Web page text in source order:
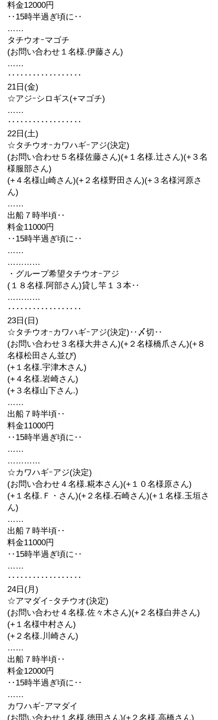
料金12000円
‥15時半過ぎ頃に‥
……
タチウオｰマゴチ
(お問い合わせ１名様.伊藤さん)
……
‥‥‥‥‥‥‥‥‥
21日(金)
☆アジｰシロギス(+マゴチ)
……
‥‥‥‥‥‥‥‥‥
22日(土)
☆タチウオｰカワハギｰアジ(決定)
(お問い合わせ５名様佐藤さん)(+１名様.辻さん)(+３名
様服部さん)
(+４名様山崎さん)(+２名様野田さん)(+３名様河原さ
ん)
……
出船７時半頃‥
料金11000円
‥15時半過ぎ頃に‥
……
…………
・グループ希望タチウオｰアジ
(１８名様.阿部さん)貸し竿１３本‥
…………
‥‥‥‥‥‥‥‥‥
23日(日)
☆タチウオｰカワハギｰアジ(決定)‥〆切‥
(お問い合わせ３名様大井さん)(+２名様橋爪さん)(+８
名様松田さん並び)
(+１名様.宇津木さん)
(+４名様.岩崎さん)
(+３名様山下さん.)
……
出船７時半頃‥
料金11000円
‥15時半過ぎ頃に‥
……
…………
☆カワハギｰアジ(決定)
(お問い合わせ４名様.糀本さん)(+１０名様原さん)
(+１名様.Ｆ・さん)(+２名様.石崎さん)(+１名様.玉垣さ
ん)
……
出船７時半頃‥
料金11000円
‥15時半過ぎ頃に‥
……
‥‥‥‥‥‥‥‥‥
24日(月)
☆アマダイｰタチウオ(決定)
(お問い合わせ４名様.佐々木さん)(+２名様白井さん)
(+１名様中村さん)
(+２名様.川崎さん)
……
出船７時半頃‥
料金12000円
‥15時半過ぎ頃に‥
……
カワハギｰアマダイ
(お問い合わせ１名様.徳田さん)(+２名様.高橋さん)